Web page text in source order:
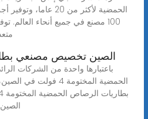
الحمضية لأكثر من 20
100 مصنع في جميع أنحاء
الصين تخصيص مصنعي
باعتبارها واحدة من الشركات
الحمضية المختومة 4